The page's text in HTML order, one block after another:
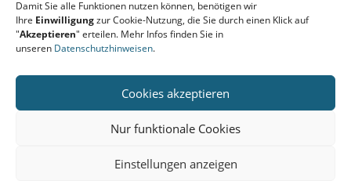
Damit Sie alle Funktionen nutzen können, benötigen wir
Ihre Einwilligungzur Cookie-Nutzung, die Sie durch einen Klick auf
"Akzeptieren" erteilen. Mehr Infos finden Sie in
unseren Datenschutzhinweisen.
Cookies akzeptieren
Nur funktionale Cookies
Einstellungen anzeigen
DRESDEN • Langestr. 43 • 01159 Dresden • Fon: +49 (0) 351 /
311 49 01
BERLIN • Friedrichstr. 171 • 10117 Berlin • Fon: +49 (0) 351 / 311
Datenschutz
Impressum